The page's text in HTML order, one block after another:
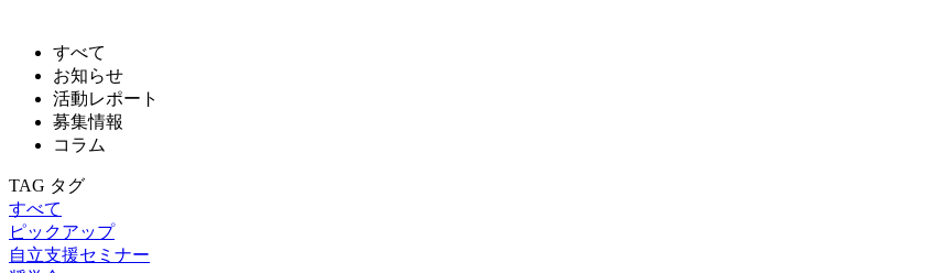
すべて
お知らせ
活動レポート
募集情報
コラム
TAG タグ
すべて
ピックアップ
自立支援セミナー